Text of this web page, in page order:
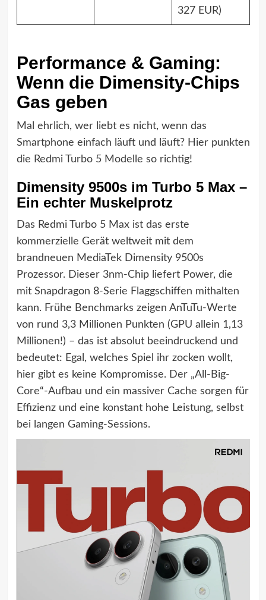
327 EUR)
Performance & Gaming:
Wenn die Dimensity-Chips
Gas geben
Mal ehrlich, wer liebt es nicht, wenn das
Smartphone einfach läuft und läuft? Hier punkten
die Redmi Turbo 5 Modelle so richtig!
Dimensity 9500s im Turbo 5 Max –
Ein echter Muskelprotz
Das Redmi Turbo 5 Max ist das erste
kommerzielle Gerät weltweit mit dem
brandneuen MediaTek Dimensity 9500s
Prozessor. Dieser 3nm-Chip liefert Power, die
mit Snapdragon 8-Serie Flaggschiffen mithalten
kann. Frühe Benchmarks zeigen AnTuTu-Werte
von rund 3,3 Millionen Punkten (GPU allein 1,13
Millionen!) – das ist absolut beeindruckend und
bedeutet: Egal, welches Spiel ihr zocken wollt,
hier gibt es keine Kompromisse. Der „All-Big-
Core“-Aufbau und ein massiver Cache sorgen für
Effizienz und eine konstant hohe Leistung, selbst
bei langen Gaming-Sessions.